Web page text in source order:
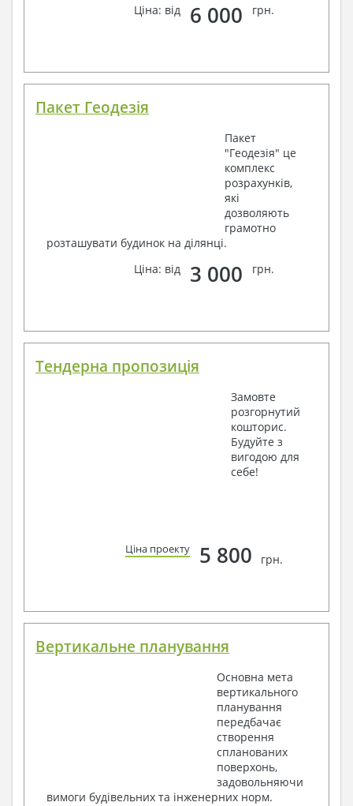
Ціна: від
6 000 грн.
Пакет Геодезія
Пакет
"Геодезія" це
комплекс
розрахунків,
які
дозволяють
грамотно
розташувати будинок на ділянці.
Ціна: від
3 000 грн.
Тендерна пропозиція
Замовте
розгорнутий
кошторис.
Будуйте з
вигодою для
себе!
Ціна проекту 5 800 грн.
Вертикальне планування
Основна мета
вертикального
планування
передбачає
створення
спланованих
поверхонь,
задовольняючи
вимоги будівельних та інженерних норм.